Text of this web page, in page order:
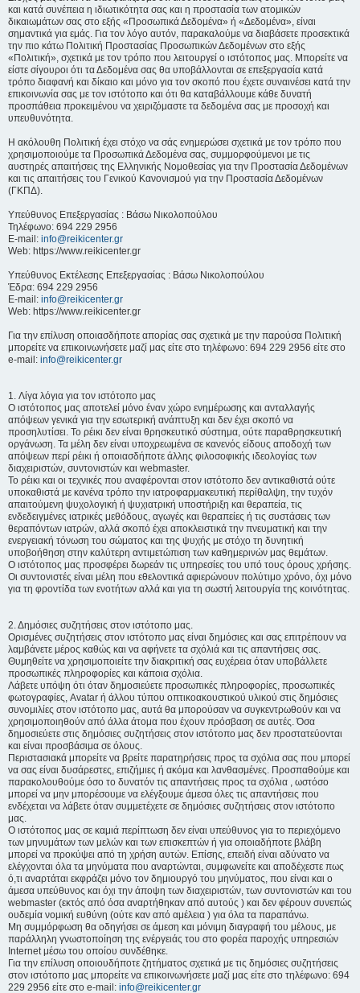
και κατά συνέπεια η ιδιωτικότητα σας και η προστασία των ατομικών
δικαιωμάτων σας στο εξής «Προσωπικά Δεδομένα» ή «Δεδομένα», είναι
σημαντικά για εμάς. Για τον λόγο αυτόν, παρακαλούμε να διαβάσετε προσεκτικά
την πιο κάτω Πολιτική Προστασίας Προσωπικών Δεδομένων στο εξής
«Πολιτική», σχετικά με τον τρόπο που λειτουργεί ο ιστότοπος μας. Μπορείτε να
είστε σίγουροι ότι τα Δεδομένα σας θα υποβάλλονται σε επεξεργασία κατά
τρόπο διαφανή και δίκαιο και μόνο για τον σκοπό που έχετε συναινέσει κατά την
επικοινωνία σας με τον ιστότοπο και ότι θα καταβάλλουμε κάθε δυνατή
προσπάθεια προκειμένου να χειριζόμαστε τα δεδομένα σας με προσοχή και
υπευθυνότητα.
Η ακόλουθη Πολιτική έχει στόχο να σάς ενημερώσει σχετικά με τον τρόπο που
χρησιμοποιούμε τα Προσωπικά Δεδομένα σας, συμμορφούμενοι με τις
αυστηρές απαιτήσεις της Ελληνικής Νομοθεσίας για την Προστασία Δεδομένων
και τις απαιτήσεις του Γενικού Κανονισμού για την Προστασία Δεδομένων
(ΓΚΠΔ).
Υπεύθυνος Επεξεργασίας : Βάσω Νικολοπούλου
Τηλέφωνο: 694 229 2956
E-mail: info@reikicenter.gr
Web: https://www.reikicenter.gr
Υπεύθυνος Εκτέλεσης Επεξεργασίας : Βάσω Νικολοπούλου
Έδρα: 694 229 2956
E-mail: info@reikicenter.gr
Web: https://www.reikicenter.gr
Για την επίλυση οποιασδήποτε απορίας σας σχετικά με την παρούσα Πολιτική
μπορείτε να επικοινωνήσετε μαζί μας είτε στο τηλέφωνο: 694 229 2956 είτε στο
e-mail: info@reikicenter.gr
1. Λίγα λόγια για τον ιστότοπο μας
Ο ιστότοπος μας αποτελεί μόνο έναν χώρο ενημέρωσης και ανταλλαγής
απόψεων γενικά για την εσωτερική ανάπτυξη και δεν έχει σκοπό να
προσηλυτίσει. To ρέικι δεν είναι θρησκευτικό σύστημα, ούτε παραθρησκευτική
οργάνωση. Τα μέλη δεν είναι υποχρεωμένα σε κανενός είδους αποδοχή των
απόψεων περί ρέικι ή οποιασδήποτε άλλης φιλοσοφικής ιδεολογίας των
διαχειριστών, συντονιστών και webmaster.
Το ρέικι και οι τεχνικές που αναφέρονται στον ιστότοπο δεν αντικαθιστά ούτε
υποκαθιστά με κανένα τρόπο την ιατροφαρμακευτική περίθαλψη, την τυχόν
απαιτούμενη ψυχολογική ή ψυχιατρική υποστήριξη και θεραπεία, τις
ενδεδειγμένες ιατρικές μεθόδους, αγωγές και θεραπείες ή τις συστάσεις των
θεραπόντων ιατρών, αλλά σκοπό έχει αποκλειστικά την πνευματική και την
ενεργειακή τόνωση του σώματος και της ψυχής με στόχο τη δυνητική
υποβοήθηση στην καλύτερη αντιμετώπιση των καθημερινών μας θεμάτων.
Ο ιστότοπος μας προσφέρει δωρεάν τις υπηρεσίες του υπό τους όρους χρήσης.
Οι συντονιστές είναι μέλη που εθελοντικά αφιερώνουν πολύτιμο χρόνο, όχι μόνο
για τη φροντίδα των ενοτήτων αλλά και για τη σωστή λειτουργία της κοινότητας.
2. Δημόσιες συζητήσεις στον ιστότοπο μας.
Ορισμένες συζητήσεις στον ιστότοπο μας είναι δημόσιες και σας επιτρέπουν να
λαμβάνετε μέρος καθώς και να αφήνετε τα σχόλιά και τις απαντήσεις σας.
Θυμηθείτε να χρησιμοποιείτε την διακριτική σας ευχέρεια όταν υποβάλλετε
προσωπικές πληροφορίες και κάποια σχόλια.
Λάβετε υπόψη ότι όταν δημοσιεύετε προσωπικές πληροφορίες, προσωπικές
φωτογραφίες, Avatar ή άλλου τύπου οπτικοακουστικού υλικού στις δημόσιες
συνομιλίες στον ιστότοπο μας, αυτά θα μπορούσαν να συγκεντρωθούν και να
χρησιμοποιηθούν από άλλα άτομα που έχουν πρόσβαση σε αυτές. Όσα
δημοσιεύετε στις δημόσιες συζητήσεις στον ιστότοπο μας δεν προστατεύονται
και είναι προσβάσιμα σε όλους.
Περιστασιακά μπορείτε να βρείτε παρατηρήσεις προς τα σχόλια σας που μπορεί
να σας είναι δυσάρεστες, επιζήμιες ή ακόμα και λανθασμένες. Προσπαθούμε και
παρακολουθούμε όσο το δυνατόν τις απαντήσεις προς τα σχόλια , ωστόσο
μπορεί να μην μπορέσουμε να ελέγξουμε άμεσα όλες τις απαντήσεις που
ενδέχεται να λάβετε όταν συμμετέχετε σε δημόσιες συζητήσεις στον ιστότοπο
μας.
Ο ιστότοπος μας σε καμιά περίπτωση δεν είναι υπεύθυνος για το περιεχόμενο
των μηνυμάτων των μελών και των επισκεπτών ή για οποιαδήποτε βλάβη
μπορεί να προκύψει από τη χρήση αυτών. Επίσης, επειδή είναι αδύνατο να
ελέγχονται όλα τα μηνύματα που αναρτώνται, συμφωνείτε και αποδέχεστε πως
ό,τι αναρτάται εκφράζει μόνο τον δημιουργό του μηνύματος, που είναι και ο
άμεσα υπεύθυνος και όχι την άποψη των διαχειριστών, των συντονιστών και του
webmaster (εκτός από όσα αναρτήθηκαν από αυτούς ) και δεν φέρουν συνεπώς
ουδεμία νομική ευθύνη (ούτε καν από αμέλεια ) για όλα τα παραπάνω.
Μη συμμόρφωση θα οδηγήσει σε άμεση και μόνιμη διαγραφή του μέλους, με
παράλληλη γνωστοποίηση της ενέργειάς του στο φορέα παροχής υπηρεσιών
Internet μέσω του οποίου συνδέθηκε.
Για την επίλυση οποιουδήποτε ζητήματος σχετικά με τις δημόσιες συζητήσεις
στον ιστότοπο μας μπορείτε να επικοινωνήσετε μαζί μας είτε στο τηλέφωνο: 694
229 2956 είτε στο e-mail: info@reikicenter.gr